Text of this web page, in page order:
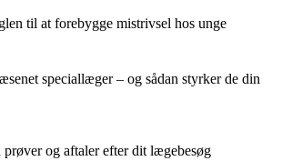
til at forebygge mistrivsel hos unge
speciallæger – og sådan styrker de din
prøver og aftaler efter dit lægebesøg